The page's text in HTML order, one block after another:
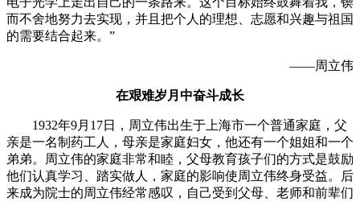
而不舍地努力去实现，并且把个人的理想、志愿和兴趣与祖国
的需要结合起来。”
——周立伟
在艰难岁月中奋斗成长
1932年9月17日，周立伟出生于上海市一个普通家庭，父
亲是一名制药工人，母亲是家庭妇女，他还有一个姐姐和一个
弟弟。周立伟的家庭非常和睦，父母教育孩子们的方式是鼓励
他们认真学习、踏实做人，家庭的影响使周立伟终身受益。后
来成为院士的周立伟经常感叹，自己受到父母、老师和前辈们